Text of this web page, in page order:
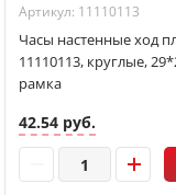
Артикул: 11110113
Часы настенные ход
11110113, круглые,
рамка
42.54 руб.